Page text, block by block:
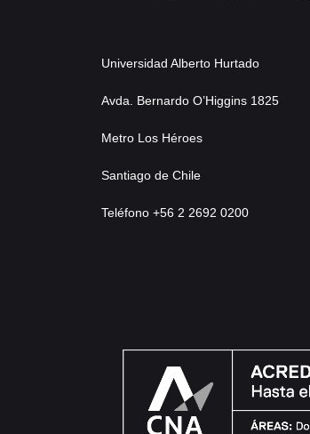
Universidad Alberto Hurtado
Avda. Bernardo O’Higgins 1825
Metro Los Héroes
Santiago de Chile
Teléfono +56 2 2692 0200